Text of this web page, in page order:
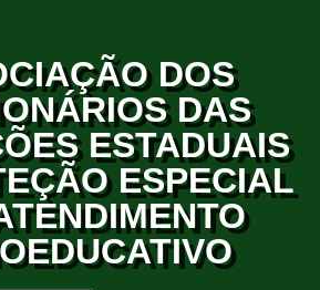
DOS
DAS
ESTADUAIS
ESPECIAL